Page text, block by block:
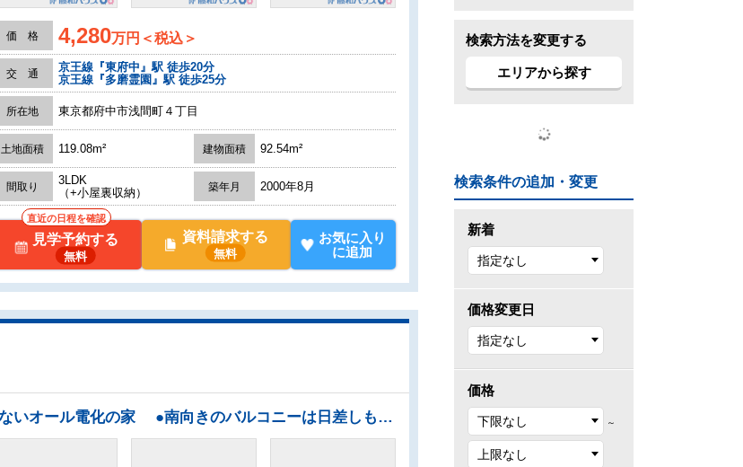
価 格 4,280万円＜税込＞
交 通
京王線『東府中』駅 徒歩20分
京王線『多磨霊園』駅 徒歩25分
所在地 東京都府中市浅間町４丁目
土地面積 119.08m² 建物面積 92.54m²
間取り
3LDK
（+小屋裏収納）
築年月 2000年8月
直近の日程を確認
見学予約する
無料
資料請求する
無料
お気に入り
に追加
●ソーラーパネル／エコキュートありの火を使わないオール電化の家 ●南向きのバルコニーは日差しもたっぷり注ぎ、お洗濯物もよく乾きます。 ●追焚き機能付きなので、生活時間の違う家族に便利です。
検索方法を変更する
エリアから探す
検索条件の追加・変更
新着
価格変更日
価格
～